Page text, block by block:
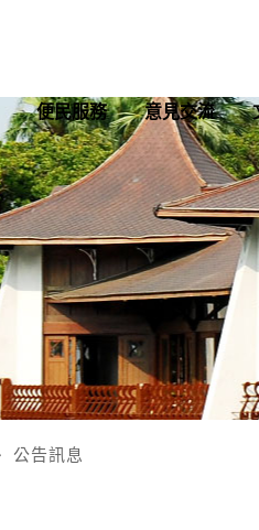
便民服務 意見交流
公告訊息